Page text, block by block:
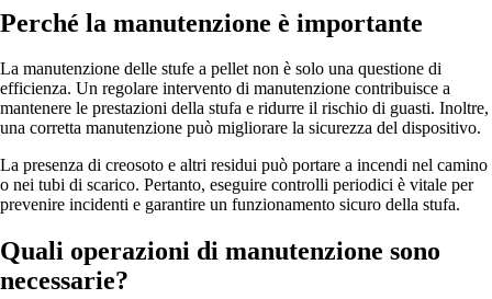
Perché la manutenzione è importante
La manutenzione delle stufe a pellet non è solo una questione di
efficienza. Un regolare intervento di manutenzione contribuisce a
mantenere le prestazioni della stufa e ridurre il rischio di guasti. Inoltre,
una corretta manutenzione può migliorare la sicurezza del dispositivo.
La presenza di creosoto e altri residui può portare a incendi nel camino
o nei tubi di scarico. Pertanto, eseguire controlli periodici è vitale per
prevenire incidenti e garantire un funzionamento sicuro della stufa.
Quali operazioni di manutenzione sono
necessarie?